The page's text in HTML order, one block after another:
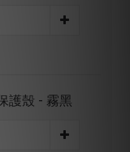
護殼 - 霧黑